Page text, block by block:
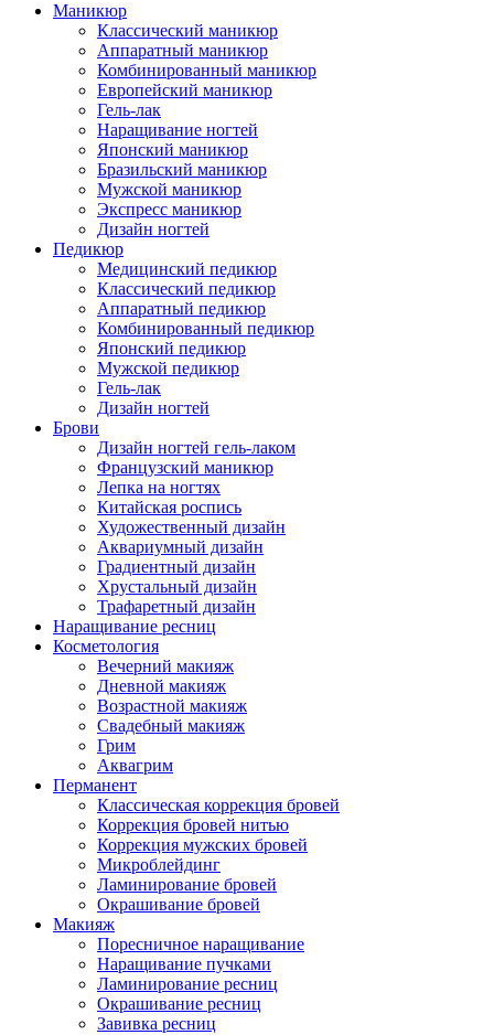
Маникюр
Классический маникюр
Аппаратный маникюр
Комбинированный маникюр
Европейский маникюр
Гель-лак
Наращивание ногтей
Японский маникюр
Бразильский маникюр
Мужской маникюр
Экспресс маникюр
Дизайн ногтей
Педикюр
Медицинский педикюр
Классический педикюр
Аппаратный педикюр
Комбинированный педикюр
Японский педикюр
Мужской педикюр
Гель-лак
Дизайн ногтей
Брови
Дизайн ногтей гель-лаком
Французский маникюр
Лепка на ногтях
Китайская роспись
Художественный дизайн
Аквариумный дизайн
Градиентный дизайн
Хрустальный дизайн
Трафаретный дизайн
Наращивание ресниц
Косметология
Вечерний макияж
Дневной макияж
Возрастной макияж
Свадебный макияж
Грим
Аквагрим
Перманент
Классическая коррекция бровей
Коррекция бровей нитью
Коррекция мужских бровей
Микроблейдинг
Ламинирование бровей
Окрашивание бровей
Макияж
Поресничное наращивание
Наращивание пучками
Ламинирование ресниц
Окрашивание ресниц
Завивка ресниц